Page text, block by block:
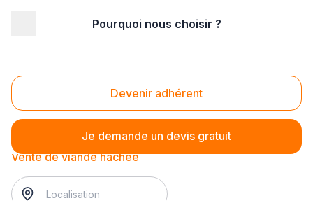
Pourquoi nous choisir ?
Devenir adhérent
Je demande un devis gratuit
Vente de viande hachée
Vente de viande hachée